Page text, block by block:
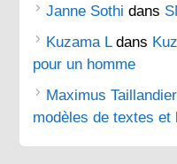
Janne Sothi dans
Kuzama Ldans
pour un homme
Maximus Taillandier
modèles de textes et